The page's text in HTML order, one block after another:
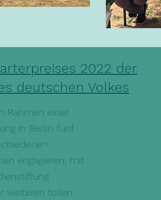
2022 der
deutschen Volkes
Rahmen einer
in Berlin fünf
engagieren, mit
weiteren tollen